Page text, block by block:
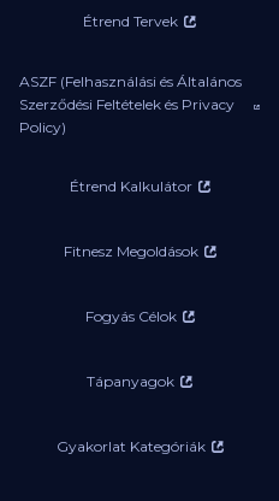
Étrend Tervek
ASZF (Felhasználási és Általános
Szerződési Feltételek és Privacy
Policy)
Étrend Kalkulátor
Fitnesz Megoldások
Fogyás Célok
Tápanyagok
Gyakorlat Kategóriák